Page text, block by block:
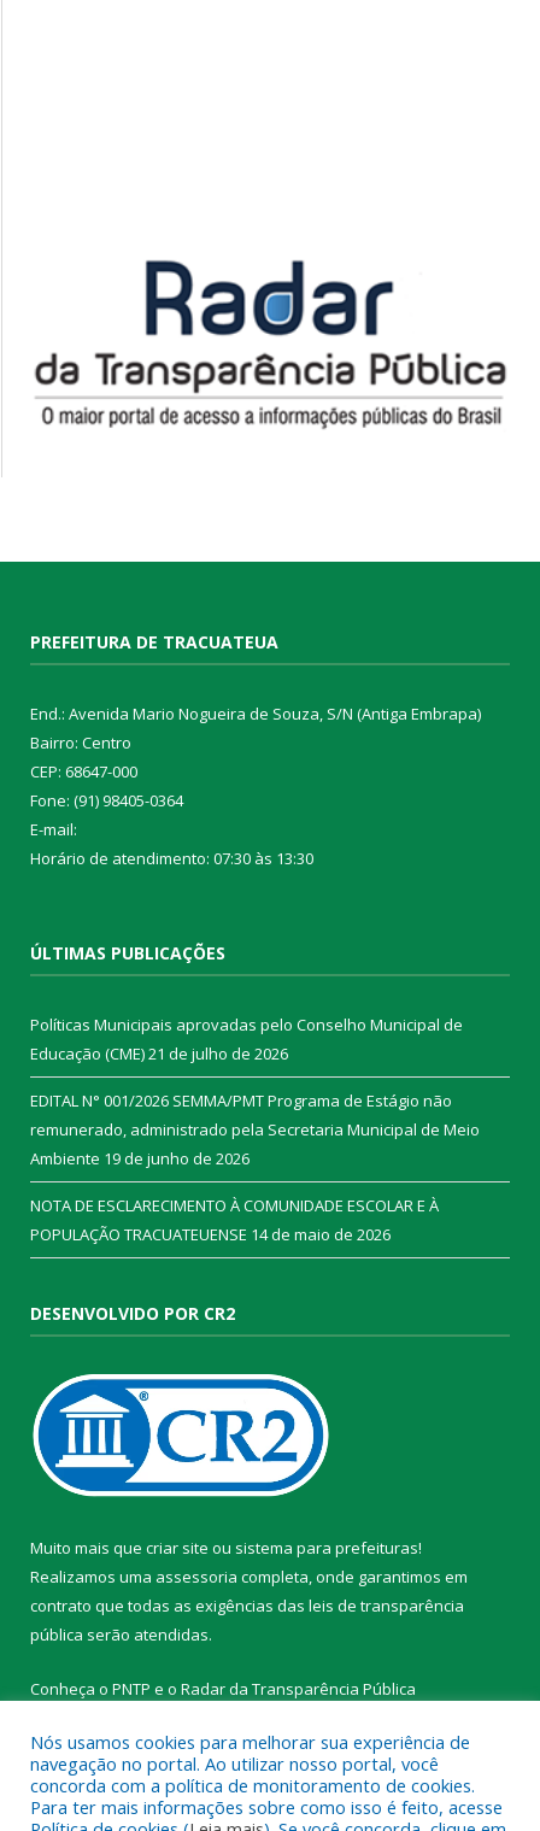
PREFEITURA DE TRACUATEUA
End.: Avenida Mario Nogueira de Souza, S/N (Antiga Embrapa)
Bairro: Centro
CEP: 68647-000
Fone: (91) 98405-0364
E-mail:
Horário de atendimento: 07:30 às 13:30
ÚLTIMAS PUBLICAÇÕES
Políticas Municipais aprovadas pelo Conselho Municipal de
Educação (CME)21 de julho de 2026
EDITAL N° 001/2026 SEMMA/PMT Programa de Estágio não
remunerado, administrado pela Secretaria Municipal de Meio
Ambiente 19 de junho de 2026
NOTA DE ESCLARECIMENTO À COMUNIDADE ESCOLAR E À
POPULAÇÃO TRACUATEUENSE 14 de maio de 2026
DESENVOLVIDO POR CR2
Muito mais que criar site ou sistema para prefeituras!
Realizamos uma assessoria completa, onde garantimos em
contrato que todas as exigências das leis de transparência
pública serão atendidas.
Conheça o PNTP e o Radar da Transparência Pública
Todos os direitos reservados a Prefeitura Municipal de
Nós usamos cookies para melhorar sua experiência de
navegação no portal. Ao utilizar nosso portal, você
concorda com a política de monitoramento de cookies.
Para ter mais informações sobre como isso é feito, acesse